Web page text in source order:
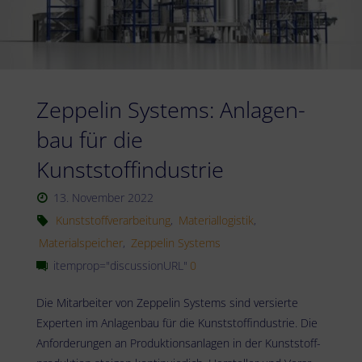
Zep­pe­lin Sys­tems: Anla­gen­
bau für die
Kunststoffindustrie
13. November 2022
Kunststoffverarbeitung, Materiallogistik,
Materialspeicher, Zeppelin Systems
itemprop="discussionURL" 0
Die Mit­ar­bei­ter von Zep­pe­lin Sys­tems sind ver­sier­te
Exper­ten im Anla­gen­bau für die Kunst­stoff­in­dus­trie. Die
Anfor­de­run­gen an Pro­duk­ti­ons­an­la­gen in der Kunst­stoff­